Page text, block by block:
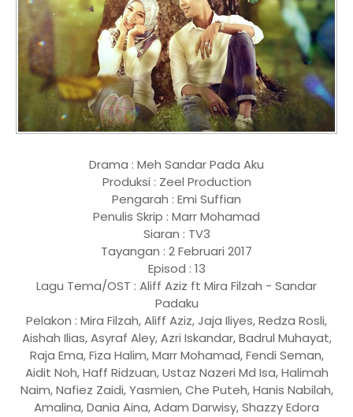
Drama : Meh Sandar Pada Aku
Produksi : Zeel Production
Pengarah : Emi Suffian
Penulis Skrip : Marr Mohamad
Siaran : TV3
Tayangan : 2 Februari 2017
Episod : 13
Lagu Tema/OST : Aliff Aziz ft Mira Filzah - Sandar
Padaku
Pelakon : Mira Filzah, Aliff Aziz, Jaja Iliyes, Redza Rosli,
Aishah Ilias, Asyraf Aley, Azri Iskandar, Badrul Muhayat,
Raja Ema, Fiza Halim, Marr Mohamad, Fendi Seman,
Aidit Noh, Haff Ridzuan, Ustaz Nazeri Md Isa, Halimah
Naim, Nafiez Zaidi, Yasmien, Che Puteh, Hanis Nabilah,
Amalina, Dania Aina, Adam Darwisy, Shazzy Edora